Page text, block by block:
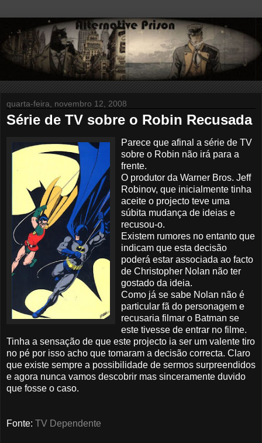
quarta-feira, novembro 12, 2008
Série de TV sobre o Robin Recusada
Parece que afinal a série de TV
sobre o Robin não irá para a
frente.
O produtor da Warner Bros. Jeff
Robinov, que inicialmente tinha
aceite o projecto teve uma
súbita mudança de ideias e
recusou-o.
Existem rumores no entanto que
indicam que esta decisão
poderá estar associada ao facto
de Christopher Nolan não ter
gostado da ideia.
Como já se sabe Nolan não é
particular fã do personagem e
recusaria filmar o Batman se
este tivesse de entrar no filme.
Tinha a sensação de que este projecto ia ser um valente tiro
no pé por isso acho que tomaram a decisão correcta. Claro
que existe sempre a possibilidade de sermos surpreendidos
e agora nunca vamos descobrir mas sinceramente duvido
que fosse o caso.
Fonte: TV Dependente